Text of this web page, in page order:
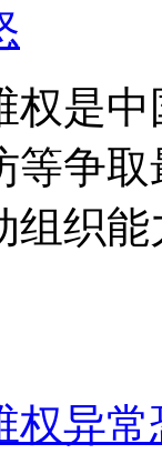
权是
等争
组织
权异